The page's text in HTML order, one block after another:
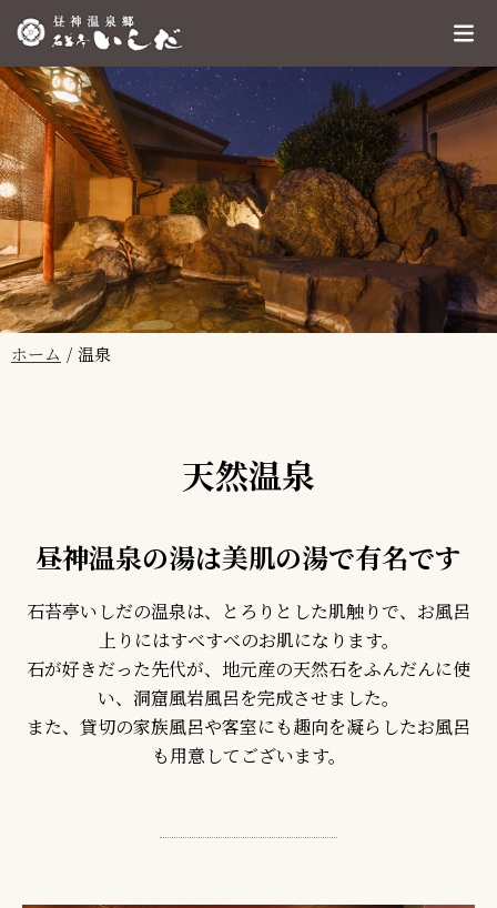
ホーム 温泉
天然温泉
昼神温泉の湯は美肌の湯で有名です
石苔亭いしだの温泉は、とろりとした肌触りで、お風呂
上りにはすべすべのお肌になります。
石が好きだった先代が、地元産の天然石をふんだんに使
い、洞窟風岩風呂を完成させました。
また、貸切の家族風呂や客室にも趣向を凝らしたお風呂
も用意してございます。